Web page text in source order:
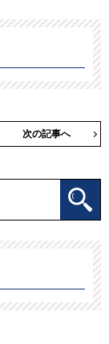
次の記事へ